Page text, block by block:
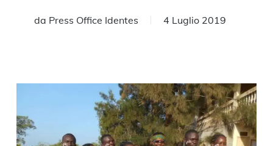
da Press Office Identes 4 Luglio 2019